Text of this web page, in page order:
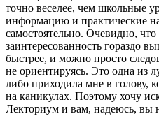
точно веселее, чем школьные
информацию и практические
самостоятельно. Очевидно, что
заинтересованность гораздо
быстрее, и можно просто
не ориентируясь. Это одна из
либо приходила мне в голову,
на каникулах. Поэтому хочу
Лекториум и вам, надеюсь, вы